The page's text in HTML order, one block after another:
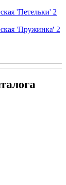
'Петельки' 2
'Пружинка' 2